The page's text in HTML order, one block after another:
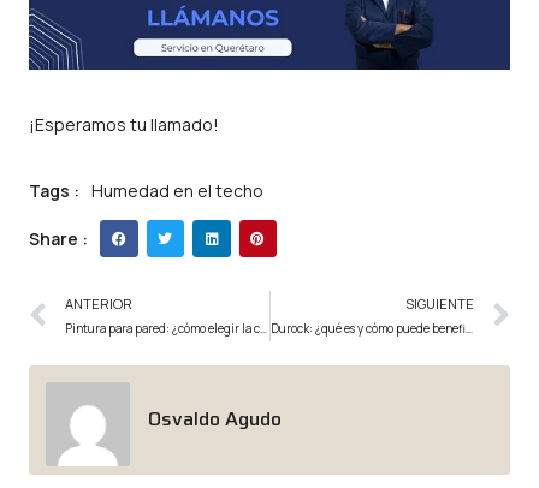
¡Esperamos tu llamado!
Tags : Humedad en el techo
Share :
ANTERIOR
Pintura para pared: ¿cómo elegir la correcta?
SIGUIENTE
Durock: ¿qué es y cómo puede beneficiarte?
Osvaldo Agudo